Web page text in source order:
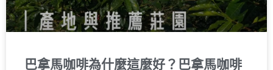
巴拿馬咖啡為什麼這麼好？巴拿馬咖啡